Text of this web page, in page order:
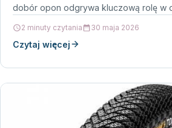
dobór opon odgrywa kluczową rolę w
2 minuty czytania 30 maja 2026
Czytaj więcej